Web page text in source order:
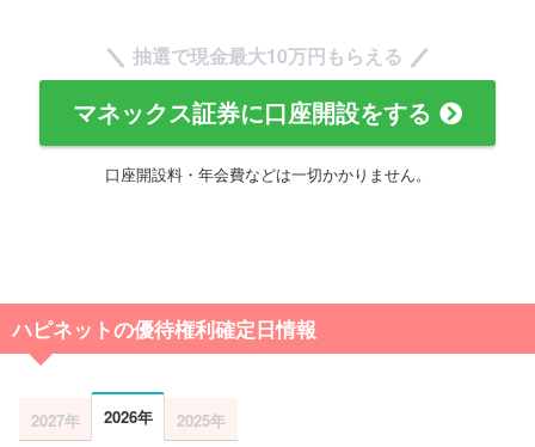
抽選で現金最大10万円もらえる
マネックス証券に口座開設をする
口座開設料・年会費などは一切かかりません。
ハピネットの優待権利確定日情報
2027年 2026年 2025年